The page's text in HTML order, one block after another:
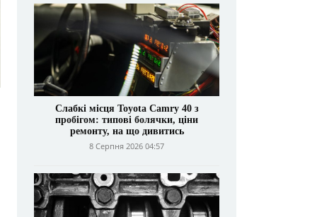
Слабкі місця Toyota Camry 40 з
пробігом: типові болячки, ціни
ремонту, на що дивитись
8 Серпня 2026 04:57